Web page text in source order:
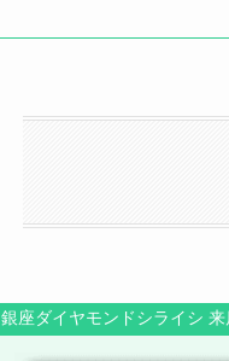
銀座ダイヤモンドシライシ